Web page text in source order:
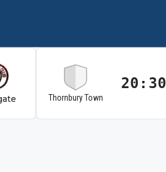
Thornbury Town
20:30